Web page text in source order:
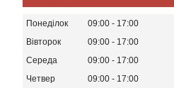
Понеділок 09:00
17:00
Вівторок
09:00
17:00
Середа
09:00
17:00
Четвер
09:00
17:00